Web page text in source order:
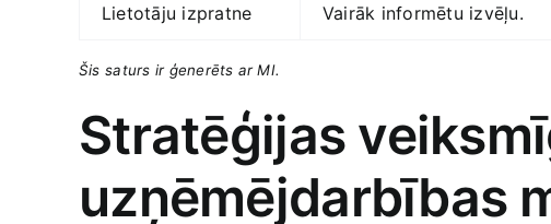
Lietotāju izpratne Vairāk informētu izvēļu.
Šis⁣ saturs ir ģenerēts ar MI.
Stratēģijas
uzņēmējdarbības⁣